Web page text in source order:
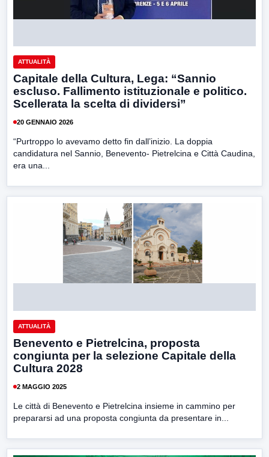
ATTUALITÀ
Capitale della Cultura, Lega: “Sannio
escluso. Fallimento istituzionale e politico.
Scellerata la scelta di dividersi”
20 GENNAIO 2026
“Purtroppo lo avevamo detto fin dall’inizio. La doppia
candidatura nel Sannio, Benevento- Pietrelcina e Città Caudina,
era una...
ATTUALITÀ
Benevento e Pietrelcina, proposta
congiunta per la selezione Capitale della
Cultura 2028
2 MAGGIO 2025
Le città di Benevento e Pietrelcina insieme in cammino per
prepararsi ad una proposta congiunta da presentare in...